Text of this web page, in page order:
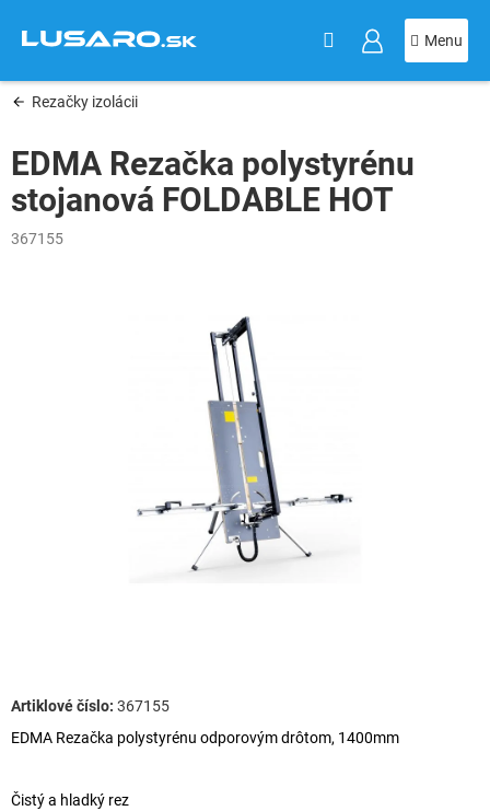
obsah
Rezačky izolácii
EDMA Rezačka polystyrénu
stojanová FOLDABLE HOT
367155
EDMA Rezačka polystyrénu odporovým drôtom, 1400mm
Čistý a hladký rez
367155